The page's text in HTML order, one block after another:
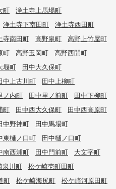
町
浄土寺上馬場町
浄土寺下南田町
浄土寺西田町
寺南田町 高野泉町
高野上竹屋町
町 高野玉岡町
高野西開町
堰町
田中大久保町
中上古川町
田中上柳町
ノ内町 田中里ノ前町
田中下柳町
町 田中西大久保町
田中西高原町
中野神町
田中馬場町
東樋ノ口町
田中樋ノ口町
南西浦町 田中門前町
大文字町
泉川町
松ケ崎壱町田町
町 松ケ崎海尻町
松ケ崎河原田町